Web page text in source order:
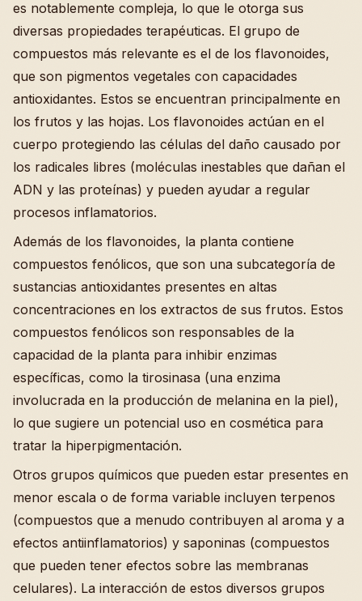
es notablemente compleja, lo que le otorga sus
diversas propiedades terapéuticas. El grupo de
compuestos más relevante es el de los flavonoides,
que son pigmentos vegetales con capacidades
antioxidantes. Estos se encuentran principalmente en
los frutos y las hojas. Los flavonoides actúan en el
cuerpo protegiendo las células del daño causado por
los radicales libres (moléculas inestables que dañan el
ADN y las proteínas) y pueden ayudar a regular
procesos inflamatorios.
Además de los flavonoides, la planta contiene
compuestos fenólicos, que son una subcategoría de
sustancias antioxidantes presentes en altas
concentraciones en los extractos de sus frutos. Estos
compuestos fenólicos son responsables de la
capacidad de la planta para inhibir enzimas
específicas, como la tirosinasa (una enzima
involucrada en la producción de melanina en la piel),
lo que sugiere un potencial uso en cosmética para
tratar la hiperpigmentación.
Otros grupos químicos que pueden estar presentes en
menor escala o de forma variable incluyen terpenos
(compuestos que a menudo contribuyen al aroma y a
efectos antiinflamatorios) y saponinas (compuestos
que pueden tener efectos sobre las membranas
celulares). La interacción de estos diversos grupos